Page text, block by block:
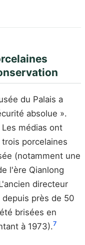
du Palais a
absolue ».
médias ont
porcelaines
(notamment une
l'ère Qianlong
directeur
près de 50
brisées en
à 1973).7